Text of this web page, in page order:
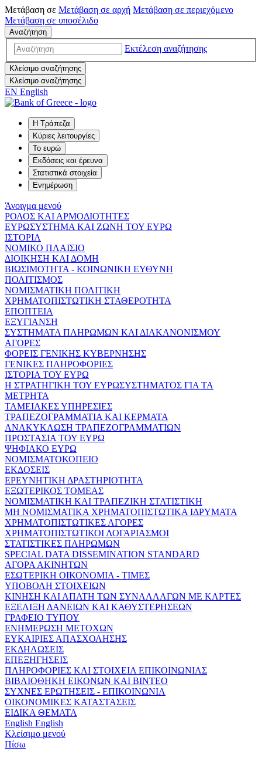
Μετάβαση σε Μετάβαση σε αρχή Μετάβαση σε περιεχόμενο
Μετάβαση σε υποσέλιδο
Αναζήτηση
Εκτέλεση αναζήτησης
Κλείσιμο αναζήτησης
Κλείσιμο αναζήτησης
EN English
Η Τράπεζα
Κύριες λειτουργίες
Το ευρώ
Εκδόσεις και έρευνα
Στατιστικά στοιχεία
Ενημέρωση
Άνοιγμα μενού
ΡΟΛΟΣ ΚΑΙ ΑΡΜΟΔΙΟΤΗΤΕΣ
ΕΥΡΩΣΥΣΤΗΜΑ ΚΑΙ ΖΩΝΗ ΤΟΥ ΕΥΡΩ
ΙΣΤΟΡΙΑ
ΝΟΜΙΚΟ ΠΛΑΙΣΙΟ
ΔΙΟΙΚΗΣΗ ΚΑΙ ΔΟΜΗ
ΒΙΩΣΙΜΟΤΗΤΑ - ΚΟΙΝΩΝΙΚΗ ΕΥΘΥΝΗ
ΠΟΛΙΤΙΣΜΟΣ
ΝΟΜΙΣΜΑΤΙΚΗ ΠΟΛΙΤΙΚΗ
ΧΡΗΜΑΤΟΠΙΣΤΩΤΙΚΗ ΣΤΑΘΕΡΟΤΗΤΑ
ΕΠΟΠΤΕΙΑ
ΕΞΥΓΙΑΝΣΗ
ΣΥΣΤΗΜΑΤΑ ΠΛΗΡΩΜΩΝ ΚΑΙ ΔΙΑΚΑΝΟΝΙΣΜΟΥ
ΑΓΟΡΕΣ
ΦΟΡΕΙΣ ΓΕΝΙΚΗΣ ΚΥΒΕΡΝΗΣΗΣ
ΓΕΝΙΚΕΣ ΠΛΗΡΟΦΟΡΙΕΣ
ΙΣΤΟΡΙΑ ΤΟΥ ΕΥΡΩ
Η ΣΤΡΑΤΗΓΙΚΗ ΤΟΥ ΕΥΡΩΣΥΣΤΗΜΑΤΟΣ ΓΙΑ ΤΑ
ΜΕΤΡΗΤΑ
ΤΑΜΕΙΑΚΕΣ ΥΠΗΡΕΣΙΕΣ
ΤΡΑΠΕΖΟΓΡΑΜΜΑΤΙΑ ΚΑΙ ΚΕΡΜΑΤΑ
ΑΝΑΚΥΚΛΩΣΗ ΤΡΑΠΕΖΟΓΡΑΜΜΑΤΙΩΝ
ΠΡΟΣΤΑΣΙΑ ΤΟΥ ΕΥΡΩ
ΨΗΦΙΑΚΟ ΕΥΡΩ
ΝΟΜΙΣΜΑΤΟΚΟΠΕΙΟ
ΕΚΔΟΣΕΙΣ
ΕΡΕΥΝΗΤΙΚΗ ΔΡΑΣΤΗΡΙΟΤΗΤΑ
ΕΞΩΤΕΡΙΚΟΣ ΤΟΜΕΑΣ
ΝΟΜΙΣΜΑΤΙΚΗ ΚΑΙ ΤΡΑΠΕΖΙΚΗ ΣΤΑΤΙΣΤΙΚΗ
ΜΗ ΝΟΜΙΣΜΑΤΙΚΑ ΧΡΗΜΑΤΟΠΙΣΤΩΤΙΚΑ ΙΔΡΥΜΑΤΑ
ΧΡΗΜΑΤΟΠΙΣΤΩΤΙΚΕΣ ΑΓΟΡΕΣ
ΧΡΗΜΑΤΟΠΙΣΤΩΤΙΚΟΙ ΛΟΓΑΡΙΑΣΜΟΙ
ΣΤΑΤΙΣΤΙΚΕΣ ΠΛΗΡΩΜΩΝ
SPECIAL DATA DISSEMINATION STANDARD
ΑΓΟΡΑ ΑΚΙΝΗΤΩΝ
ΕΣΩΤΕΡΙΚΗ ΟΙΚΟΝΟΜΙΑ - ΤΙΜΕΣ
ΥΠΟΒΟΛΗ ΣΤΟΙΧΕΙΩΝ
ΚΙΝΗΣΗ ΚΑΙ ΑΠΑΤΗ ΤΩΝ ΣΥΝΑΛΛΑΓΩΝ ΜΕ ΚΑΡΤΕΣ
ΕΞΕΛΙΞΗ ΔΑΝΕΙΩΝ ΚΑΙ ΚΑΘΥΣΤΕΡΗΣΕΩΝ
ΓΡΑΦΕΙΟ ΤΥΠΟΥ
ΕΝΗΜΕΡΩΣΗ ΜΕΤΟΧΩΝ
ΕΥΚΑΙΡΙΕΣ ΑΠΑΣΧΟΛΗΣΗΣ
ΕΚΔΗΛΩΣΕΙΣ
ΕΠΕΞΗΓΗΣΕΙΣ
ΠΛΗΡΟΦΟΡΙΕΣ ΚΑΙ ΣΤΟΙΧΕΙΑ ΕΠΙΚΟΙΝΩΝΙΑΣ
ΒΙΒΛΙΟΘΗΚΗ ΕΙΚΟΝΩΝ ΚΑΙ ΒΙΝΤΕΟ
ΣΥΧΝΕΣ ΕΡΩΤΗΣΕΙΣ - ΕΠΙΚΟΙΝΩΝΙΑ
ΟΙΚΟΝΟΜΙΚΕΣ ΚΑΤΑΣΤΑΣΕΙΣ
ΕΙΔΙΚΑ ΘΕΜΑΤΑ
English English
Κλείσιμο μενού
Πίσω